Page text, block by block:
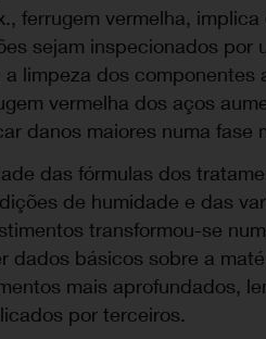
ferrugem vermelha,
sejam inspecionados por
limpeza dos componentes
vermelha dos aços
danos maiores numa fase
das fórmulas dos
de humidade e das
transformou-se
dados básicos sobre a
mais aprofundados,
por terceiros.